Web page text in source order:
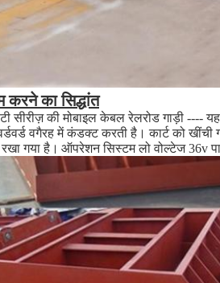
करने का सिद्धांत
सीरीज़ की मोबाइल केबल रेलरोड गाड़ी ----
वगैरह में कंडक्ट करती है। कार्ट को खींची
गया है। ऑपरेशन सिस्टम लो वोल्टेज 36v